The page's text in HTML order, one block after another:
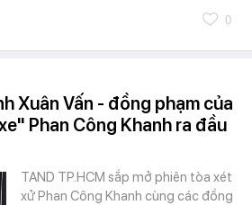
0
Xuân Vấn - đồng phạm của
Phan Công Khanh ra đầu
TAND TP.HCM sắp mở phiên tòa xét
xử Phan Công Khanh cùng các đồng